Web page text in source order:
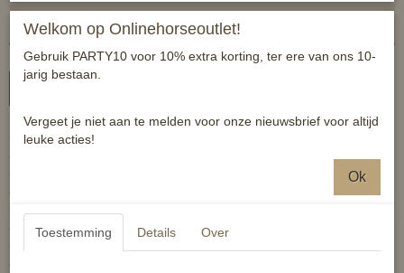
- ademend
- wasmachinebestendig tot 30 graden
- mag in de droogtrommel
- klittenbandsluiting voor het wassen sluiten
- bovenstof: 50% polyurethan, 30% katoen, 20% polye.
- contraststof: 82% nylon, 18% elasthan
- elastisch imitatieleer
- stretchmateriaal
Welkom op Onlinehorseoutlet!
Gebruik PARTY10 voor 10% extra korting, ter ere van ons 10-
jarig bestaan.
Vergeet je niet aan te melden voor onze nieuwsbrief voor altijd
leuke acties!
Ok
Toestemming Details Over